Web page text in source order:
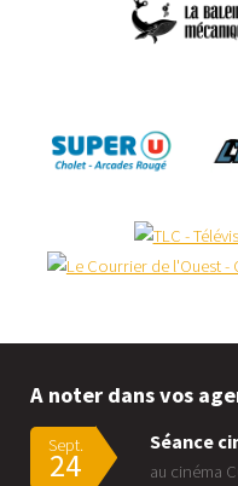
A noter dans vos
Sept.
24
Séance
au cinéma